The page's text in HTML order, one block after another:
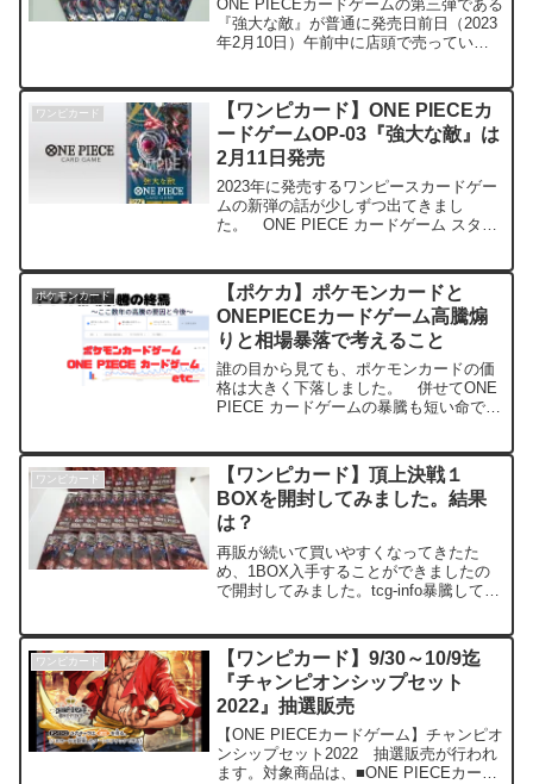
ONE PIECEカードゲームの第三弾である
『強大な敵』が普通に発売日前日（2023
年2月10日）午前中に店頭で売っていた
ルス的に販売している店舗については発
売日をよく...
ワンピカード
【ワンピカード】ONE PIECEカ
ードゲームOP-03『強大な敵』は
2月11日発売
2023年に発売するワンピースカードゲー
ムの新弾の話が少しずつ出てきまし
た。 ONE PIECE カードゲーム スター
ースターパックではないかといわれてい
ます。商...
ポケモンカード
【ポケカ】ポケモンカードと
ONEPIECEカードゲーム高騰煽
りと相場暴落で考えること
誰の目から見ても、ポケモンカードの価
格は大きく下落しました。 併せてONE
PIECE カードゲームの暴騰も短い命でし
て買わせた人・購入した人ポケモンカー
ドは不滅...
ワンピカード
【ワンピカード】頂上決戦１
BOXを開封してみました。結果
は？
再販が続いて買いやすくなってきたた
め、1BOX入手することができましたの
で開封してみました。tcg-info暴騰してい
これで安心してプレイヤーの方もデッキ
を組みやすくな...
ワンピカード
【ワンピカード】9/30～10/9迄
『チャンピオンシップセット
2022』抽選販売
【ONE PIECEカードゲーム】チャンピオ
ンシップセット2022 抽選販売が行われ
ます。対象商品は、■ONE PIECEカード